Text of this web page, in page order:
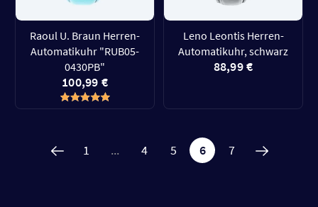
Raoul U. Braun Herren-
Automatikuhr "RUB05-
0430PB"
100,99 €
Leno Leontis Herren-
Automatikuhr, schwarz
88,99 €
1 ... 4 5 6 7